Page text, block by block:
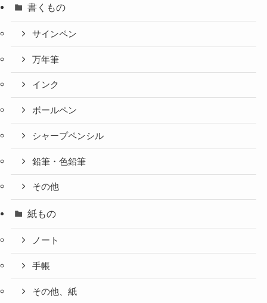
書くもの
サインペン
万年筆
インク
ボールペン
シャープペンシル
鉛筆・色鉛筆
その他
紙もの
ノート
手帳
その他、紙